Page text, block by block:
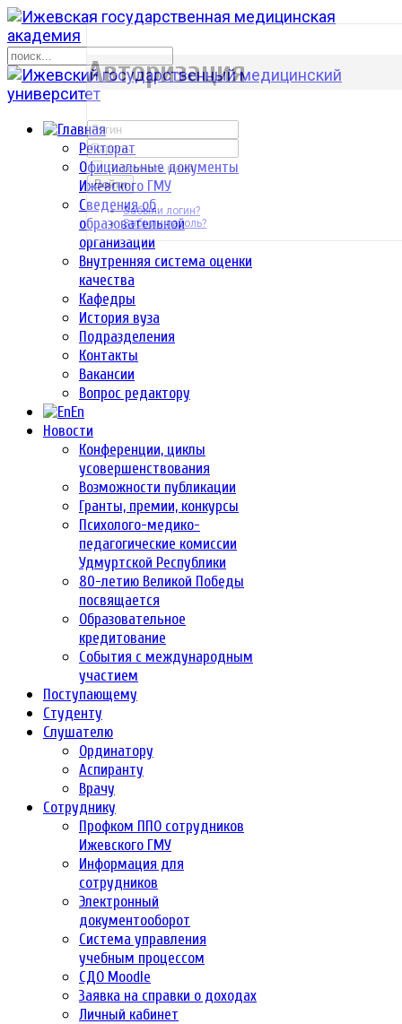
Ректорат
Официальные документы
Ижевского ГМУ
Сведения об
образовательной
организации
Внутренняя система оценки
качества
Кафедры
История вуза
Подразделения
Контакты
Вакансии
Вопрос редактору
En
Новости
Конференции, циклы
усовершенствования
Возможности публикации
Гранты, премии, конкурсы
Психолого-медико-
педагогические комиссии
Удмуртской Республики
80-летию Великой Победы
посвящается
Образовательное
кредитование
События с международным
участием
Поступающему
Студенту
Слушателю
Ординатору
Аспиранту
Врачу
Сотруднику
Профком ППО сотрудников
Ижевского ГМУ
Информация для
сотрудников
Электронный
документооборот
Система управления
учебным процессом
СДО Moodle
Заявка на справки о доходах
Личный кабинет
р
Авторизация
Запомнить меня
Войти
Забыли логин?
Забыли пароль?